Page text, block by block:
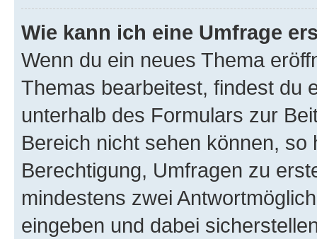
Wie kann ich eine Umfrage
Wenn du ein neues Thema
Themas bearbeitest, findest du
unterhalb des Formulars zur
Bereich nicht sehen können,
Berechtigung, Umfragen zu
mindestens zwei
eingeben und dabei